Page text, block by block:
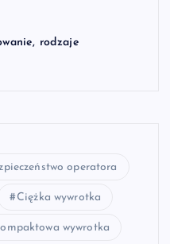
rodzaje
operatora
Ciężka wywrotka
wywrotka